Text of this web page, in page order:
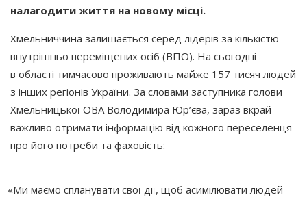
налагодити життя на новому місці.
Хмельниччина залишається серед лідерів за кількістю
внутрішньо переміщених осіб (ВПО). На сьогодні
в області тимчасово проживають майже 157 тисяч людей
з інших регіонів України. За словами заступника голови
Хмельницької ОВА Володимира Юр’єва, зараз вкрай
важливо отримати інформацію від кожного переселенця
про його потреби та фаховість:
«Ми маємо спланувати свої дії, щоб асимілювати людей